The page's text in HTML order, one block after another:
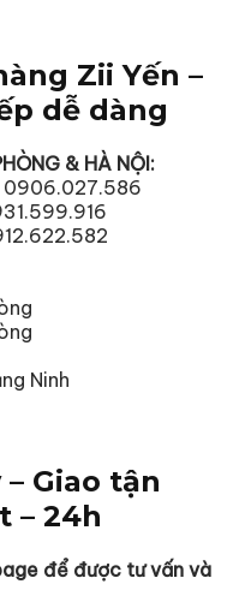
Zii Yến –
dễ dàng
& HÀ NỘI:
0906.027.586
Ninh
Giao tận
– 24h
để được tư vấn và